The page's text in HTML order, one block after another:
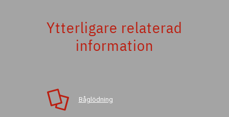
Ytterligare relaterad
information
Båglödning